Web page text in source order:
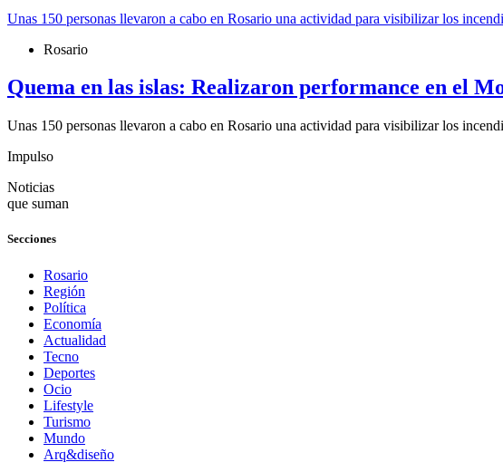
Unas 150 personas llevaron a cabo en Rosario una actividad para visibilizar los
Rosario
Quema en las islas: Realizaron performance en el
Unas 150 personas llevaron a cabo en Rosario una actividad para visibilizar los
Impulso
Noticias
que suman
Secciones
Rosario
Región
Política
Economía
Actualidad
Tecno
Deportes
Ocio
Lifestyle
Turismo
Mundo
Arq&diseño